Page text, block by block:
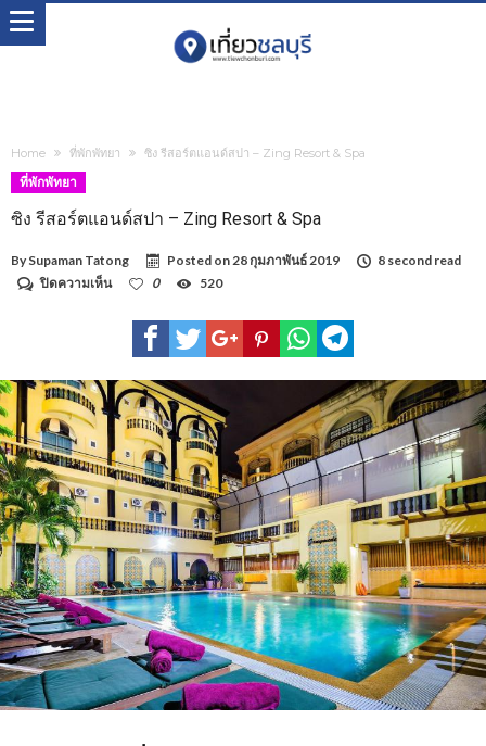
Home ที่พักพัทยา ซิง รีสอร์ตแอนด์สปา – Zing Resort & Spa
ที่พักพัทยา
ซิง รีสอร์ตแอนด์สปา – Zing Resort & Spa
By Supaman Tatong Posted on28 กุมภาพันธ์ 2019
8 second read
ปิดความเห็นบน
–
Zing
Resort
Spa
0 520